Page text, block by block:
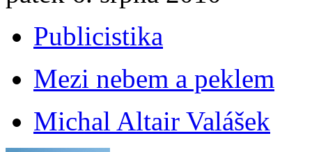
Publicistika
Mezi nebem a peklem
Michal Altair Valášek